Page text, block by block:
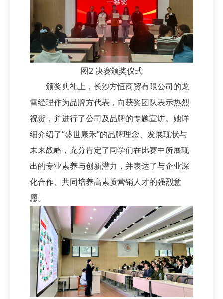
图2 决赛颁奖仪式
颁奖典礼上，长沙方恒商贸有限公司的龙
雪经理作为品牌方代表，向获奖团队表示热烈
祝贺，并进行了公司及品牌的专题宣讲。她详
细介绍了“盛世康禾”的品牌理念、发展现状与
未来战略，充分肯定了同学们在比赛中所展现
出的专业素养与创新潜力，并表达了与企业深
化合作、共同培养高素质营销人才的强烈意
愿。